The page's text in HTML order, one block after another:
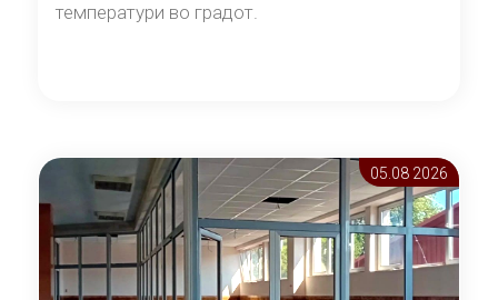
температури во градот.
05.08 2026